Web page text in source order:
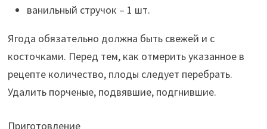
ванильный стручок – 1 шт.
Ягода обязательно должна быть свежей и с
косточками. Перед тем, как отмерить указанное в
рецепте количество, плоды следует перебрать.
Удалить порченые, подвявшие, подгнившие.
Приготовление